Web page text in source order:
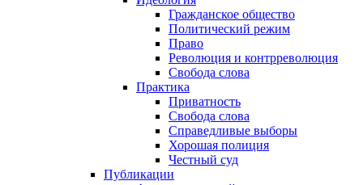
Гражданское общество
Политический режим
Право
Революция и контрреволюция
Свобода слова
Практика
Приватность
Свобода слова
Справедливые выборы
Хорошая полиция
Честный суд
Публикации